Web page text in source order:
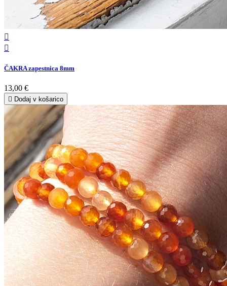


ČAKRA zapestnica 8mm
13,00 €
 Dodaj v košarico